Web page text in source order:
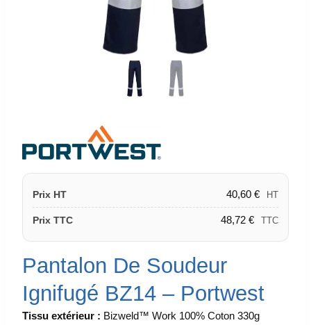
Prix HT 40,60 € HT
Prix TTC 48,72 € TTC
Pantalon De Soudeur
Ignifugé BZ14 – Portwest
Tissu extérieur : Bizweld™ Work 100% Coton 330g